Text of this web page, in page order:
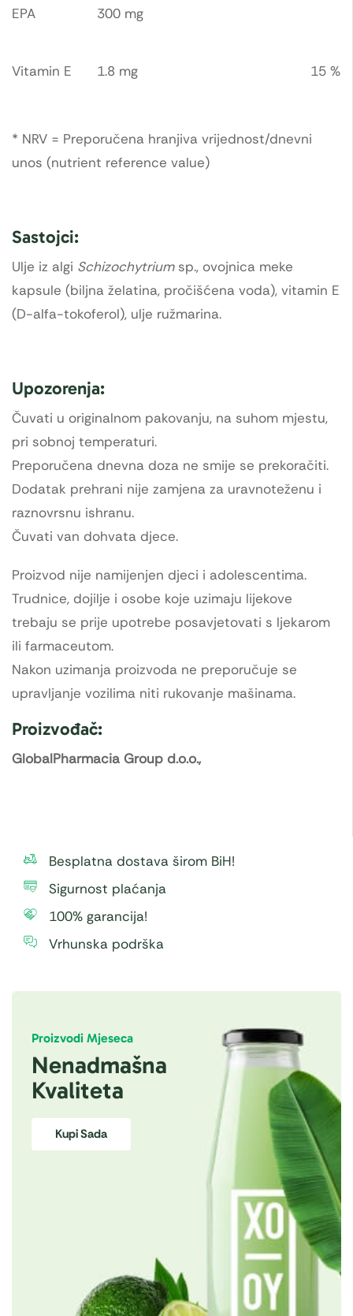
EPA
300 mg
Vitamin E 1.8 mg 15 %
* NRV = Preporučena hranjiva vrijednost/dnevni
unos (nutrient reference value)
Sastojci:
Ulje iz algi Schizochytriumsp., ovojnica meke
kapsule (biljna želatina, pročišćena voda), vitamin E
(D-alfa-tokoferol), ulje ružmarina.
Upozorenja:
Čuvati u originalnom pakovanju, na suhom mjestu,
pri sobnoj temperaturi.
Preporučena dnevna doza ne smije se prekoračiti.
Dodatak prehrani nije zamjena za uravnoteženu i
raznovrsnu ishranu.
Čuvati van dohvata djece.
Proizvod nije namijenjen djeci i adolescentima.
Trudnice, dojilje i osobe koje uzimaju lijekove
trebaju se prije upotrebe posavjetovati s ljekarom
ili farmaceutom.
Nakon uzimanja proizvoda ne preporučuje se
upravljanje vozilima niti rukovanje mašinama.
Proizvođač:
GlobalPharmacia Group d.o.o.,
Besplatna dostava širom BiH!
Sigurnost plaćanja
100% garancija!
Vrhunska podrška
Proizvodi Mjeseca
Nenadmašna
Kvaliteta
Kupi Sada